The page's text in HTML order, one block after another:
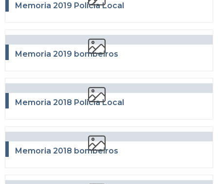
Memoria 2019 Policía Local
Memoria 2019 bombeiros
Memoria 2018 Policía Local
Memoria 2018 bombeiros